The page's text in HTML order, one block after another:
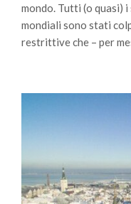
mondo. Tutti (o quasi)
mondiali sono stati
restrittive che – per